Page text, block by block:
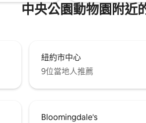
中央公園動物園附近
紐約市中心
9位當地人推薦
Bloomingdale's